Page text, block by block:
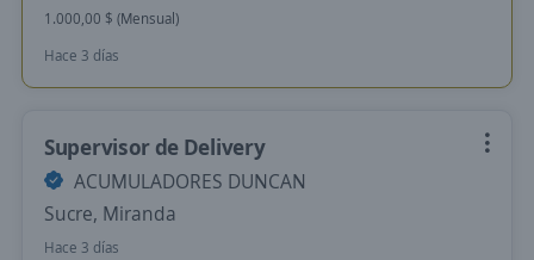
1.000,00 $ (Mensual)
Hace 3 días
Supervisor de Delivery
ACUMULADORES DUNCAN
Sucre, Miranda
Hace 3 días